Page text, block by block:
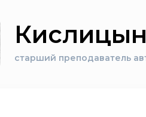
старший преподаватель